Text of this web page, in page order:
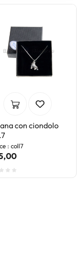
con ciondolo
: coll7